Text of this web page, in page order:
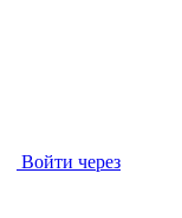
Войти через